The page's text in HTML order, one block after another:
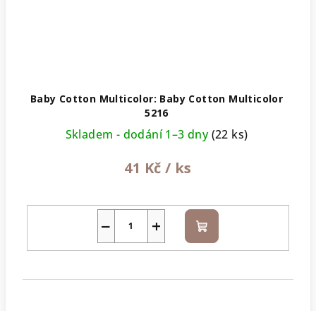
Baby Cotton Multicolor: Baby Cotton Multicolor
5216
Skladem - dodání 1–3 dny(22 ks)
41 Kč / ks
+
− Do
košíku